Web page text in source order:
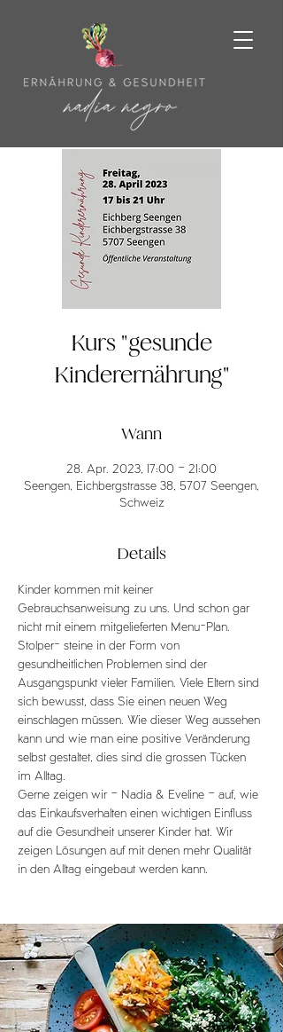
Kurs "gesunde
Kinderernährung"
Wann
28. Apr. 2023, 17:00 – 21:00
Seengen, Eichbergstrasse 38, 5707 Seengen,
Schweiz
Details
Kinder kommen mit keiner
Gebrauchsanweisung zu uns. Und schon gar
nicht mit einem mitgelieferten Menu-Plan.
Stolper- steine in der Form von
gesundheitlichen Problemen sind der
Ausgangspunkt vieler Familien. Viele Eltern sind
sich bewusst, dass Sie einen neuen Weg
einschlagen müssen. Wie dieser Weg aussehen
kann und wie man eine positive Veränderung
selbst gestaltet, dies sind die grossen Tücken
im Alltag.
Gerne zeigen wir – Nadia & Eveline – auf, wie
das Einkaufsverhalten einen wichtigen Einfluss
auf die Gesundheit unserer Kinder hat. Wir
zeigen Lösungen auf mit denen mehr Qualität
in den Alltag eingebaut werden kann.